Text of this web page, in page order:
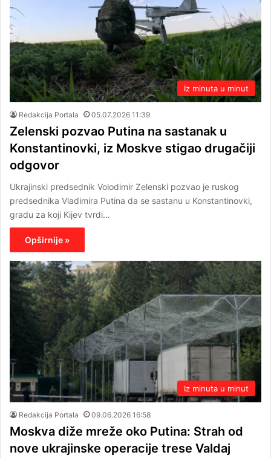
Iz minuta u minut
Redakcija Portala 05.07.2026 11:39
Zelenski pozvao Putina na sastanak u
Konstantinovki, iz Moskve stigao drugačiji
odgovor
Ukrajinski predsednik Volodimir Zelenski pozvao je ruskog
predsednika Vladimira Putina da se sastanu u Konstantinovki,
gradu za koji Kijev tvrdi…
Opširnije »
Iz minuta u minut
Redakcija Portala 09.06.2026 16:58
Moskva diže mreže oko Putina: Strah od
nove ukrajinske operacije trese Valdaj